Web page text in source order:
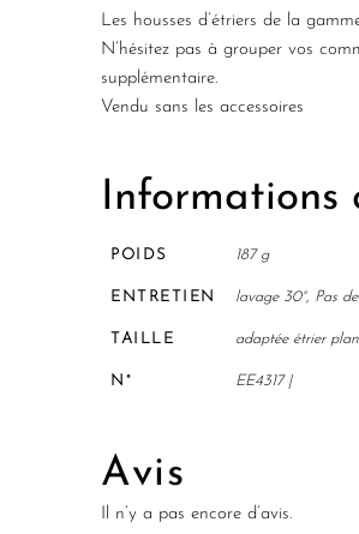
Les housses d’étriers de la
N’hésitez pas à grouper vos
supplémentaire.
Vendu sans les accessoires
Informations
POIDS 187 g
ENTRETIEN lavage 30°, Pas
TAILLE adaptée étrier
N° EE4317 |
Avis
Il n’y a pas encore d’avis.